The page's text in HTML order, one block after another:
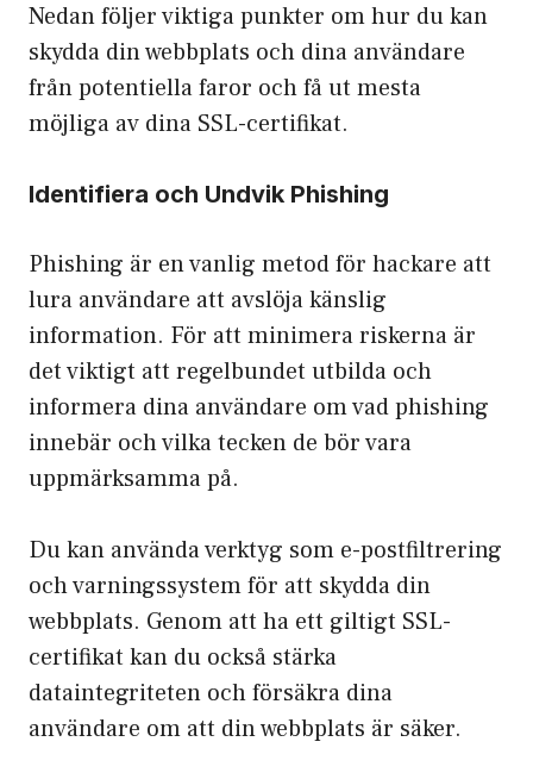
Nedan följer viktiga punkter om hur du kan
skydda din webbplats och dina användare
från potentiella faror och få ut mesta
möjliga av dina SSL-certifikat.
Identifiera och Undvik Phishing
Phishing är en vanlig metod för hackare att
lura användare att avslöja känslig
information. För att minimera riskerna är
det viktigt att regelbundet utbilda och
informera dina användare om vad phishing
innebär och vilka tecken de bör vara
uppmärksamma på.
Du kan använda verktyg som e-postfiltrering
och varningssystem för att skydda din
webbplats. Genom att ha ett giltigt SSL-
certifikat kan du också stärka
dataintegriteten och försäkra dina
användare om att din webbplats är säker.